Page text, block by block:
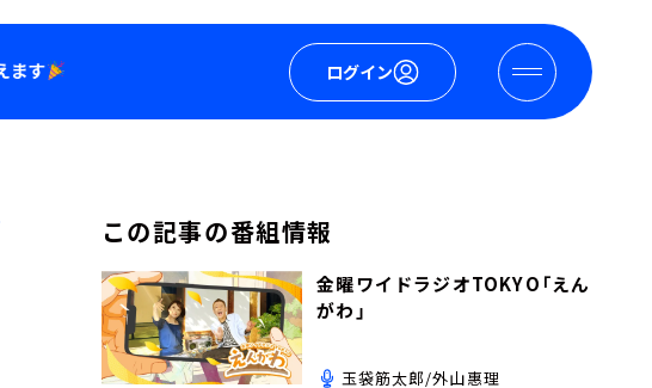
ログイン
この記事の番組情報
金曜ワイドラジオTOKYO「えん
がわ」
玉袋筋太郎/外山惠理